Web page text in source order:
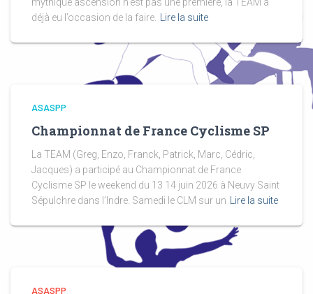
déjà eu l’occasion de la faire.
Lire la suite
ASASPP
Championnat de France Cyclisme SP
La TEAM (Greg, Enzo, Franck, Patrick, Marc, Cédric,
Jacques) a participé au Championnat de France
Cyclisme SP le weekend du 13 14 juin 2026 à Neuvy Saint
Sépulchre dans l’Indre. Samedi le CLM sur un
Lire la suite
ASASPP